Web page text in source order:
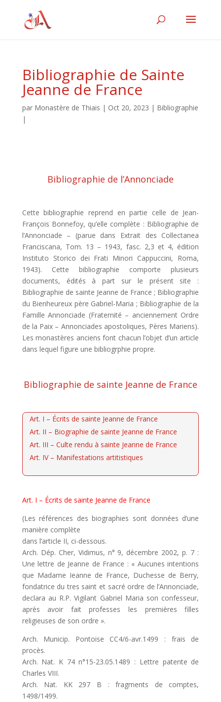
Bibliographie de Sainte
Jeanne de France
par Monastère de Thiais | Oct 20, 2023 | Bibliographie
|
Bibliographie de l’Annonciade
Cette bibliographie reprend en partie celle de Jean-
François Bonnefoy, qu’elle complète : Bibliographie de
l’Annonciade – (parue dans Extrait des Collectanea
Franciscana, Tom. 13 – 1943, fasc. 2,3 et 4, édition
Instituto Storico dei Frati Minori Cappuccini, Roma,
1943). Cette bibliographie comporte plusieurs
documents, édités à part sur le présent site :
Bibliographie de sainte Jeanne de France ; Bibliographie
du Bienheureux père Gabriel-Maria ; Bibliographie de la
Famille Annonciade (Fraternité – anciennement Ordre
de la Paix – Annonciades apostoliques, Pères Mariens).
Les monastères anciens font chacun l’objet d’un article
dans lequel figure une bibliogrphie propre.
Bibliographie de sainte Jeanne de France
Art. I – Écrits de sainte Jeanne de France
Art. II – Biographie de sainte Jeanne de France
Art. III – Culte rendu à sainte Jeanne de France
Art. IV – Manifestations artitistiques
Art. I – Écrits de sainte Jeanne de France
(Les références des biographies sont données d’une
manière complète
dans l’article II, ci-dessous.
Arch. Dép. Cher, Vidimus, n° 9, décembre 2002, p. 7 :
Une lettre de Jeanne de France : « Aucunes intentions
que Madame Ieanne de France, Duchesse de Berry,
fondatrice du tres saint et sacré ordre de l’Annonciade,
declara au R.P. Vigilant Gabriel Maria son confesseur,
après avoir fait professes les premières filles
religieuses de son ordre ».
Arch. Municip. Pontoise CC4/6-avr.1499 : frais de
procès.
Arch. Nat. K 74 n°15-23.05.1489 : Lettre patente de
Charles VIII.
Arch. Nat. KK 297 B : fragments de comptes,
1498/1499.